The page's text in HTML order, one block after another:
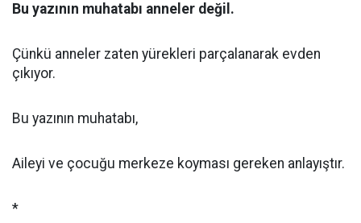
Bu yazının muhatabı anneler değil.
Çünkü anneler zaten yürekleri parçalanarak evden
çıkıyor.
Bu yazının muhatabı,
Aileyi ve çocuğu merkeze koyması gereken anlayıştır.
*